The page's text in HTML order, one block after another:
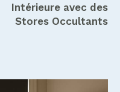
Intérieure avec des
Stores Occultants